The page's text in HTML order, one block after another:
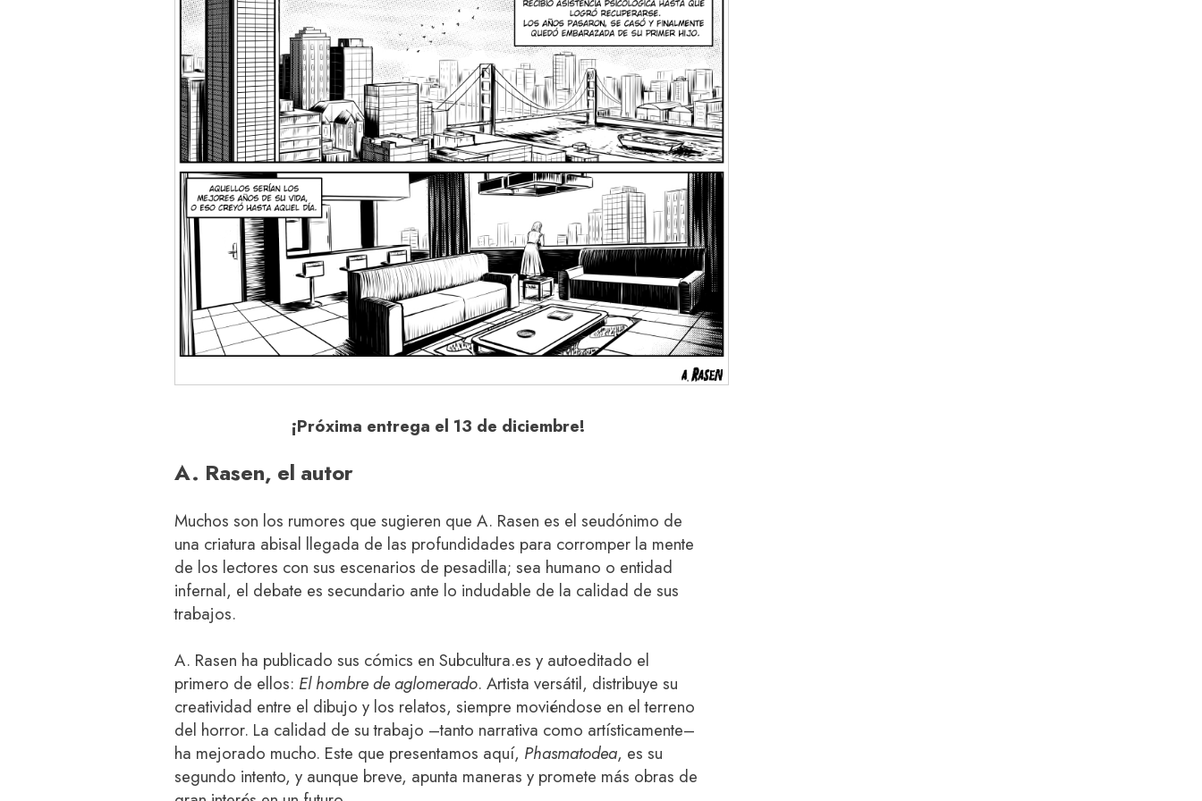
¡Próxima entrega el 13 de diciembre!
A. Rasen, el autor
Muchos son los rumores que sugieren que A. Rasen es el seudónimo de
una criatura abisal llegada de las profundidades para corromper la mente
de los lectores con sus escenarios de pesadilla; sea humano o entidad
infernal, el debate es secundario ante lo indudable de la calidad de sus
trabajos.
A. Rasen ha publicado sus cómics en Subcultura.es y autoeditado el
primero de ellos: El hombre de aglomerado. Artista versátil, distribuye su
creatividad entre el dibujo y los relatos, siempre moviéndose en el terreno
del horror. La calidad de su trabajo –tanto narrativa como artísticamente–
ha mejorado mucho. Este que presentamos aquí, Phasmatodea, es su
segundo intento, y aunque breve, apunta maneras y promete más obras de